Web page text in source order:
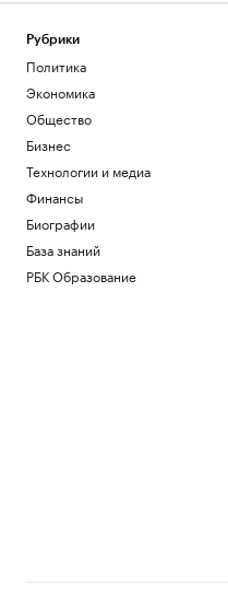
Рубрики
Политика
Экономика
Общество
Бизнес
Технологии и медиа
Финансы
Биографии
База знаний
РБК Образование